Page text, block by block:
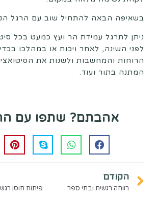
בשאיפה הבאה להתחיל שוב עם הרגל
ניתן לתרגל עמידת הר ועץ כמעט בכל
לפני השינה, לאחר ויכוח או במהלכו
הרוחות והמחשבות ולשנות את
המתנה בתור ועוד.
אהבתם? שתפו עם
הקודם
רווחה רגשית ובתי ספר